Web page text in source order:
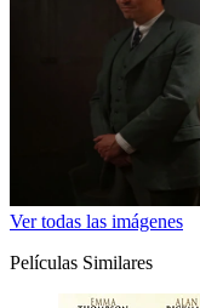
Ver todas las imágenes
Películas Similares